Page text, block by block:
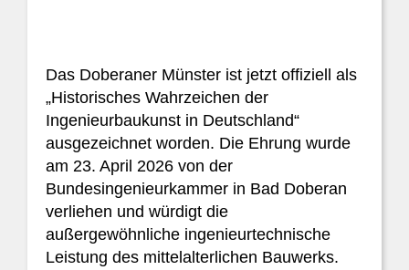
Das Doberaner Münster ist jetzt offiziell als
„Historisches Wahrzeichen der
Ingenieurbaukunst in Deutschland“
ausgezeichnet worden. Die Ehrung wurde
am 23. April 2026 von der
Bundesingenieurkammer in Bad Doberan
verliehen und würdigt die
außergewöhnliche ingenieurtechnische
Leistung des mittelalterlichen Bauwerks.